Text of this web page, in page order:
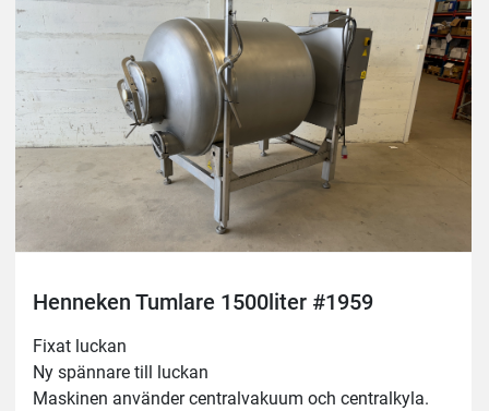
Henneken Tumlare 1500liter #1959
Fixat luckan
Ny spännare till luckan
Maskinen använder centralvakuum och centralkyla.